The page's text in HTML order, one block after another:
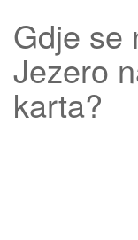
Gdje se
Jezero
karta?